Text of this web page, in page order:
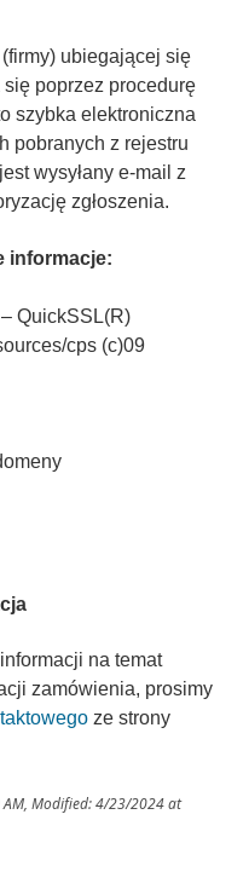
ubiegającej się
poprzez procedurę
szybka elektroniczna
pobranych z rejestru
wysyłany e-mail z
zgłoszenia.
informacje:
QuickSSL(R)
cps (c)09
na temat
zamówienia, prosimy
ze strony
Modified: 4/23/2024 at